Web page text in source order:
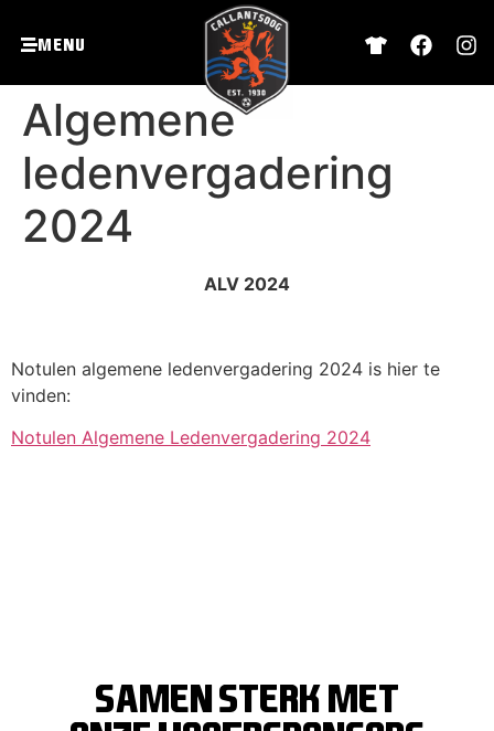
Menu
Algemene
ledenvergadering
2024
ALV 2024
Notulen algemene ledenvergadering 2024 is hier te
vinden:
Notulen Algemene Ledenvergadering 2024
SAMEN STERK MET